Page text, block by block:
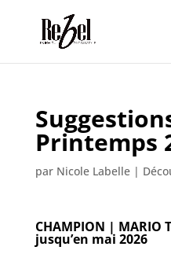
Printemps
par Nicole Labelle|
CHAMPION | MARIO
jusqu’en mai 2026